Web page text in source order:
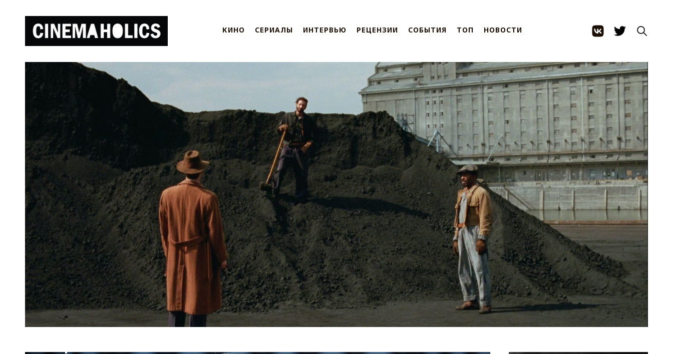
КИНО СЕРИАЛЫ ИНТЕРВЬЮ РЕЦЕНЗИИ СОБЫТИЯ ТОП НОВОСТИ
Любимые
фильмы
режиссера